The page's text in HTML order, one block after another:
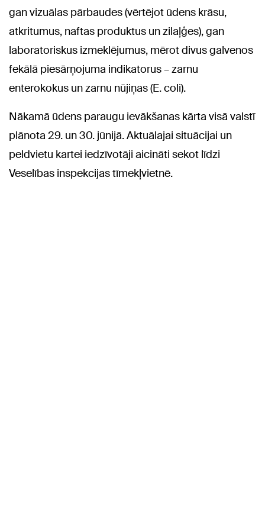
gan vizuālas pārbaudes (vērtējot ūdens krāsu,
atkritumus, naftas produktus un zilaļģes), gan
laboratoriskus izmeklējumus, mērot divus galvenos
fekālā piesārņojuma indikatorus – zarnu
enterokokus un zarnu nūjiņas (E. coli).
Nākamā ūdens paraugu ievākšanas kārta visā valstī
plānota 29. un 30. jūnijā. Aktuālajai situācijai un
peldvietu kartei iedzīvotāji aicināti sekot līdzi
Veselības inspekcijas tīmekļvietnē.